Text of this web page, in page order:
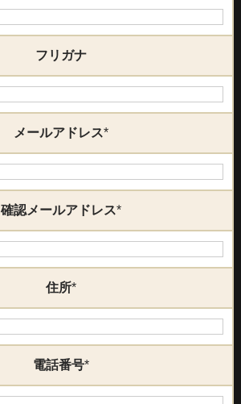
フリガナ
メールアドレス*
確認メールアドレス*
住所*
電話番号*